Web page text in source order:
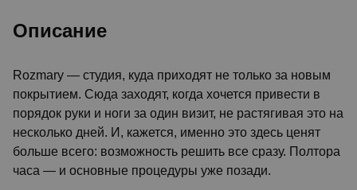
Описание
Rozmary — студия, куда приходят не только за новым
покрытием. Сюда заходят, когда хочется привести в
порядок руки и ноги за один визит, не растягивая это на
несколько дней. И, кажется, именно это здесь ценят
больше всего: возможность решить все сразу. Полтора
часа — и основные процедуры уже позади.